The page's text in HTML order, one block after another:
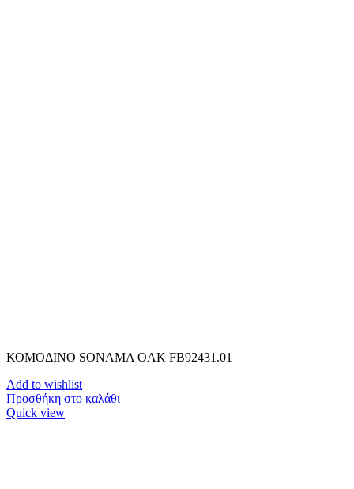
ΚΟΜΟΔΙΝΟ SONAMA OAK FB92431.01
Add to wishlist
Προσθήκη στο καλάθι
Quick view